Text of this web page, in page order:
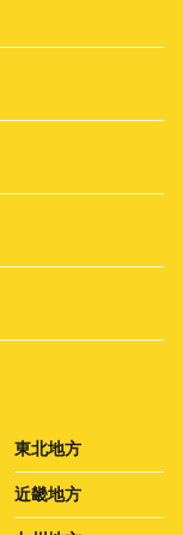
東北地方
近畿地方